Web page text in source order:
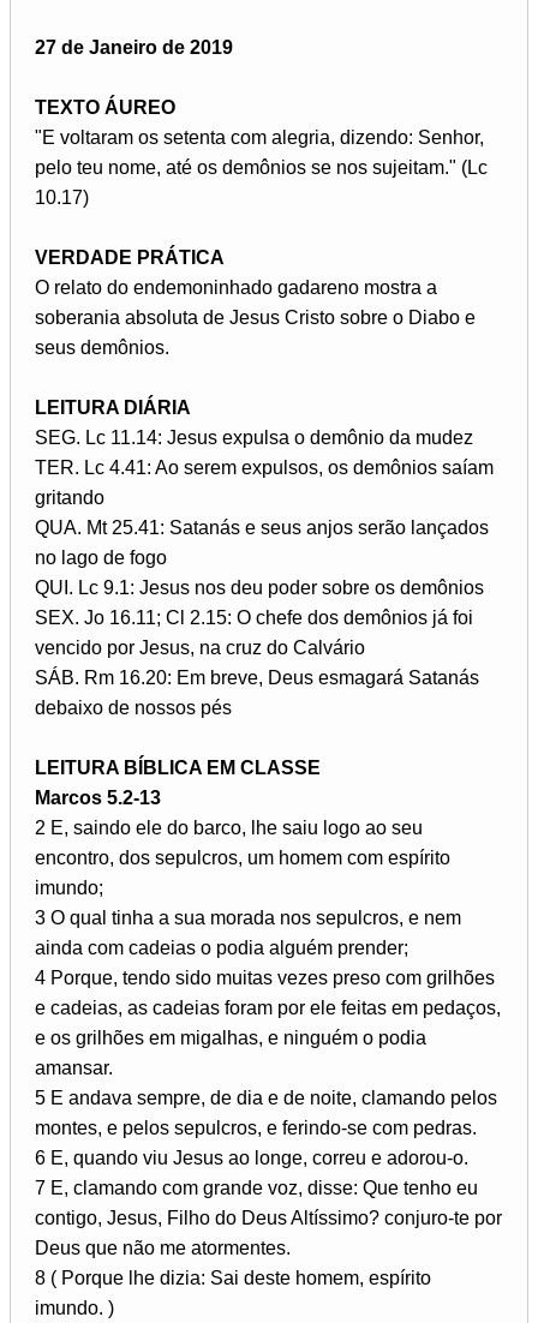
27 de Janeiro de 2019
TEXTO ÁUREO
"E voltaram os setenta com alegria, dizendo: Senhor,
pelo teu nome, até os demônios se nos sujeitam." (Lc
10.17)
VERDADE PRÁTICA
O relato do endemoninhado gadareno mostra a
soberania absoluta de Jesus Cristo sobre o Diabo e
seus demônios.
LEITURA DIÁRIA
SEG. Lc 11.14: Jesus expulsa o demônio da mudez
TER. Lc 4.41: Ao serem expulsos, os demônios saíam
gritando
QUA. Mt 25.41: Satanás e seus anjos serão lançados
no lago de fogo
QUI. Lc 9.1: Jesus nos deu poder sobre os demônios
SEX. Jo 16.11; Cl 2.15: O chefe dos demônios já foi
vencido por Jesus, na cruz do Calvário
SÁB. Rm 16.20: Em breve, Deus esmagará Satanás
debaixo de nossos pés
LEITURA BÍBLICA EM CLASSE
Marcos 5.2-13
2 E, saindo ele do barco, lhe saiu logo ao seu
encontro, dos sepulcros, um homem com espírito
imundo;
3 O qual tinha a sua morada nos sepulcros, e nem
ainda com cadeias o podia alguém prender;
4 Porque, tendo sido muitas vezes preso com grilhões
e cadeias, as cadeias foram por ele feitas em pedaços,
e os grilhões em migalhas, e ninguém o podia
amansar.
5 E andava sempre, de dia e de noite, clamando pelos
montes, e pelos sepulcros, e ferindo-se com pedras.
6 E, quando viu Jesus ao longe, correu e adorou-o.
7 E, clamando com grande voz, disse: Que tenho eu
contigo, Jesus, Filho do Deus Altíssimo? conjuro-te por
Deus que não me atormentes.
8 ( Porque lhe dizia: Sai deste homem, espírito
imundo. )